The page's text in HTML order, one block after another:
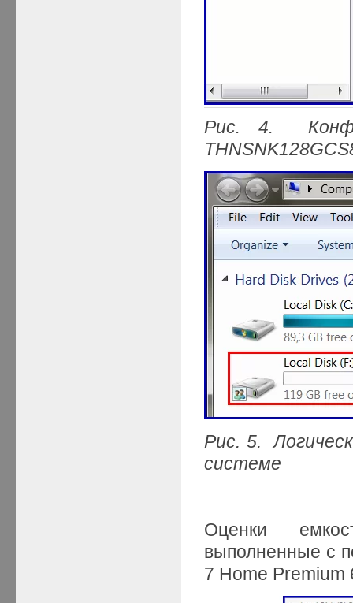
Рис. 4.
THNSNK128
Рис. 5.
системе
Оценки
выполненные с
7 Home Premium